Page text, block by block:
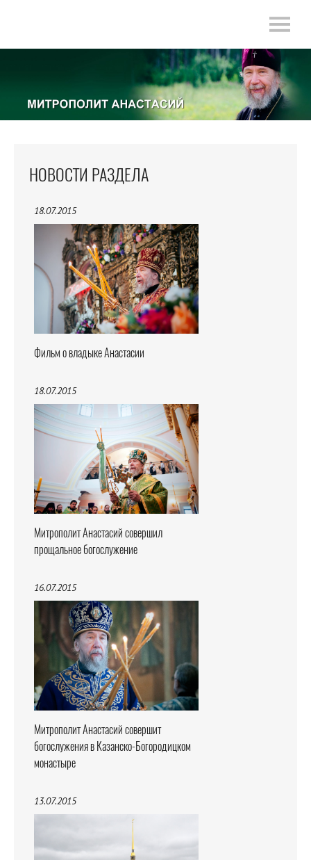
НОВОСТИ РАЗДЕЛА
18.07.2015
Фильм о владыке Анастасии
18.07.2015
Митрополит Анастасий совершил
прощальное богослужение
16.07.2015
Митрополит Анастасий совершит
богослужения в Казанско-Богородицком
монастыре
13.07.2015